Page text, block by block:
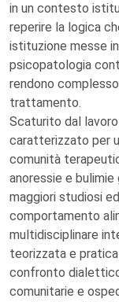
in un contesto
reperire la logica
istituzione messe
psicopatologia
rendono
trattamento.
Scaturito dal
caratterizzato per
comunità
anoressie e
maggiori studiosi
comportamento
multidisciplinare
teorizzata e
confronto
comunitarie e